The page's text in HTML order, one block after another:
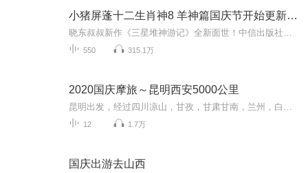
小猪屏蓬十二生肖神8 羊神篇国庆节开始更新啦！
550 315.1万
2020国庆摩旅～昆明西安5000公里
12 1.7万
国庆出游去山西